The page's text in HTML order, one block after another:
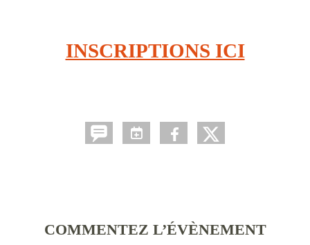
INSCRIPTIONS ICI
COMMENTEZ L’ÉVÈNEMENT